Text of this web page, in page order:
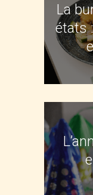
La
états